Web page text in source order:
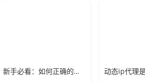
新手必看：如何正确的选择代理ip软件，别再交智商税了